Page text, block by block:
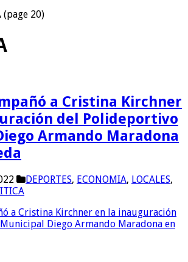
(page 20)
a Cristina Kirchner
del Polideportivo
Armando Maradona
DEPORTES, ECONOMIA, LOCALES,